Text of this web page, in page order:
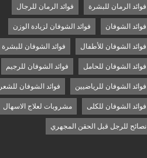
فوائد الرمان للبشرة فوائد الرمان للرجال
فوائد الشوفان فوائد الشوفان لزيادة الوزن
فوائد الشوفان للأطفال فوائد الشوفان للبشرة
فوائد الشوفان للحامل فوائد الشوفان للرجيم
فوائد الشوفان للرياضيين فوائد الشوفان للشعر
فوائد الشوفان للكلى مشروبات لعلاج الاسهال
نصائح للرجل قبل الحقن المجهري